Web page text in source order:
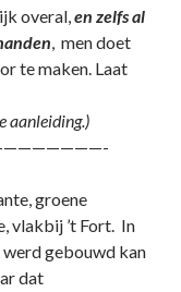
overal,en zelfs al
, men doet
te maken. Laat
aanleiding.)
groene
vlakbij ’t Fort. In
gebouwd kan
dat